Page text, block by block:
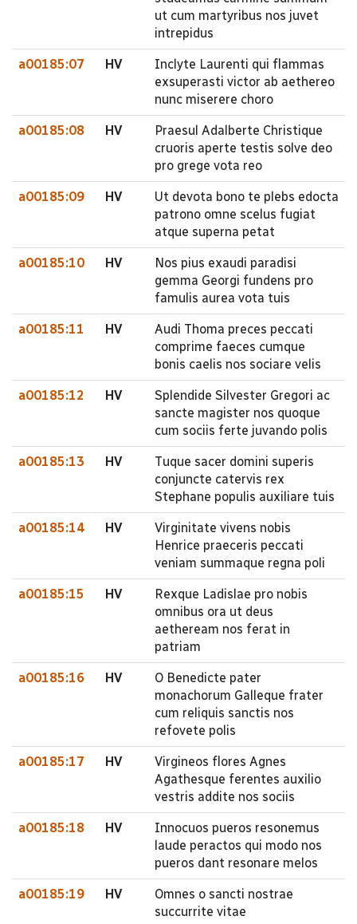
ut cum martyribus nos juvet
intrepidus
a00185:07 HV
Inclyte Laurenti qui flammas
exsuperasti victor ab aethereo
nunc miserere choro
a00185:08 HV
Praesul Adalberte Christique
cruoris aperte testis solve deo
pro grege vota reo
a00185:09 HV
Ut devota bono te plebs edocta
patrono omne scelus fugiat
atque superna petat
a00185:10 HV
Nos pius exaudi paradisi
gemma Georgi fundens pro
famulis aurea vota tuis
a00185:11 HV
Audi Thoma preces peccati
comprime faeces cumque
bonis caelis nos sociare velis
a00185:12 HV
Splendide Silvester Gregori ac
sancte magister nos quoque
cum sociis ferte juvando polis
a00185:13 HV
Tuque sacer domini superis
conjuncte catervis rex
Stephane populis auxiliare tuis
a00185:14 HV
Virginitate vivens nobis
Henrice praeceris peccati
veniam summaque regna poli
a00185:15 HV
Rexque Ladislae pro nobis
omnibus ora ut deus
aetheream nos ferat in
patriam
a00185:16 HV
O Benedicte pater
monachorum Galleque frater
cum reliquis sanctis nos
refovete polis
a00185:17 HV
Virgineos flores Agnes
Agathesque ferentes auxilio
vestris addite nos sociis
a00185:18 HV
Innocuos pueros resonemus
laude peractos qui modo nos
pueros dant resonare melos
a00185:19 HV
Omnes o sancti nostrae
succurrite vitae